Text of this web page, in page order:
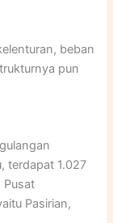
beban
pun
terdapat 1.027
Pusat
Pasirian,